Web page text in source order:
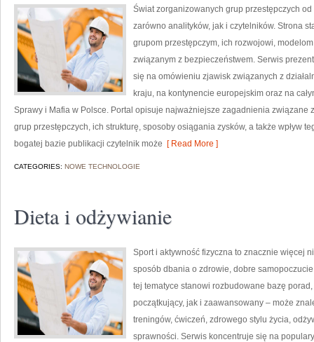
Świat zorganizowanych grup przestępczych
zarówno analityków, jak i czytelników. Strona
grupom przestępczym, ich rozwojowi,
związanym z bezpieczeństwem. Serwis
się na omówieniu zjawisk związanych z
kraju, na kontynencie europejskim oraz na
Sprawy i Mafia w Polsce. Portal opisuje najważniejsze zagadnienia związane
grup przestępczych, ich strukturę, sposoby osiągania zysków, a także wpływ
bogatej bazie publikacji czytelnik może [ Read More ]
CATEGORIES: NOWE TECHNOLOGIE
Dieta i odżywianie
Sport i aktywność fizyczna to znacznie więcej
sposób dbania o zdrowie, dobre
tej tematyce stanowi rozbudowane bazę
początkujący, jak i zaawansowany – może
treningów, ćwiczeń, zdrowego stylu życia,
sprawności. Serwis koncentruje się na